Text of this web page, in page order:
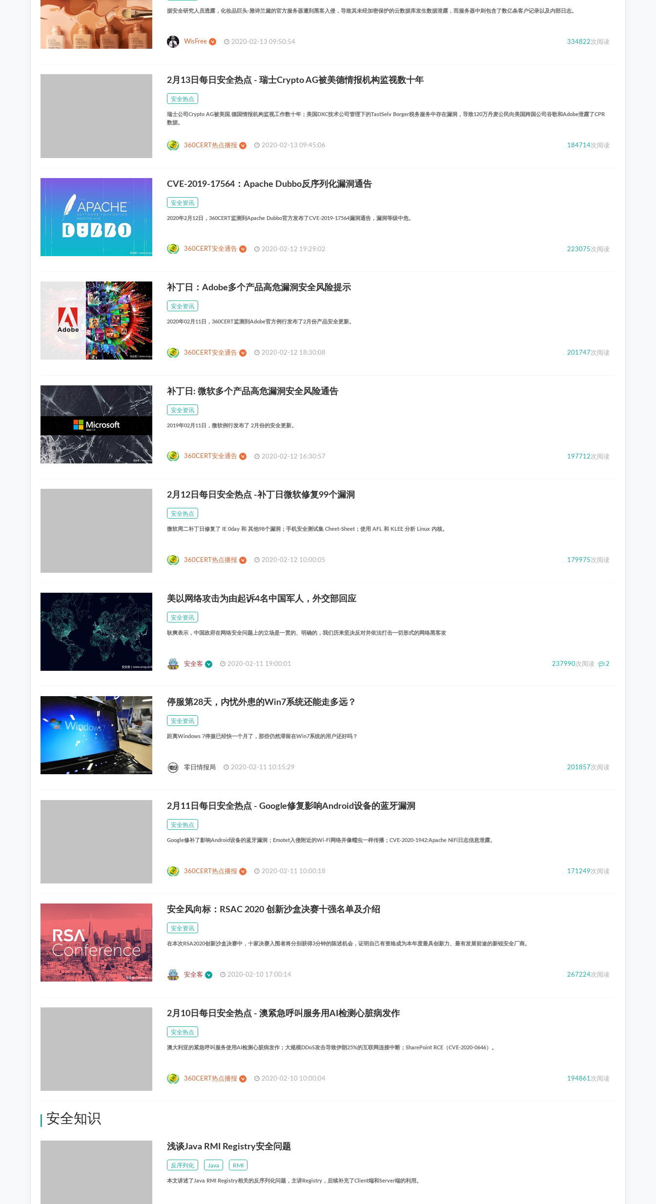
据安全研究人员透露，化妆品巨头-雅诗兰黛的官方服务器遭到黑客入侵，导致其未经加密保护的云数据库发生数据泄露，而服务器中则包含了数亿条客户记录以及内部日志。
WisFree 2020-02-13 09:50:54 334822次阅读
2月13日每日安全热点 - 瑞士Crypto AG被美德情报机构监视数十年
安全热点
瑞士公司Crypto AG被美国,德国情报机构监视工作数十年；美国DXC技术公司管理下的TastSelv Borger税务服务中存在漏洞，导致120万丹麦公民向美国跨国公司谷歌和Adobe泄露了CPR
数据。
360CERT热点播报 2020-02-13 09:45:06 184714次阅读
CVE-2019-17564：Apache Dubbo反序列化漏洞通告
安全资讯
2020年2月12日，360CERT监测到Apache Dubbo官方发布了CVE-2019-17564漏洞通告，漏洞等级中危。
360CERT安全通告 2020-02-12 19:29:02 223075次阅读
补丁日：Adobe多个产品高危漏洞安全风险提示
安全资讯
2020年02月11日，360CERT监测到Adobe官方例行发布了2月份产品安全更新。
360CERT安全通告 2020-02-12 18:30:08 201747次阅读
补丁⽇: 微软多个产品⾼危漏洞安全⻛险通告
安全资讯
2019年02月11日，微软例行发布了 2月份的安全更新。
360CERT安全通告 2020-02-12 16:30:57 197712次阅读
2月12日每日安全热点 -补丁日微软修复99个漏洞
安全热点
微软周二补丁日修复了 IE 0day 和 其他98个漏洞；手机安全测试集 Cheet-Sheet；使用 AFL 和 KLEE 分析 Linux 内核。
360CERT热点播报 2020-02-12 10:00:05 179975次阅读
美以网络攻击为由起诉4名中国军人，外交部回应
安全资讯
耿爽表示，中国政府在网络安全问题上的立场是一贯的、明确的，我们历来坚决反对并依法打击一切形式的网络黑客攻
安全客 2020-02-11 19:00:01 237990次阅读 2
停服第28天，内忧外患的Win7系统还能走多远？
安全资讯
距离Windows 7停服已经快一个月了，那些仍然滞留在Win7系统的用户还好吗？
零日情报局 2020-02-11 10:15:29 201857次阅读
2月11日每日安全热点 - Google修复影响Android设备的蓝牙漏洞
安全热点
Google修补了影响Android设备的蓝牙漏洞；Emotet入侵附近的Wi-Fi网络并像蠕虫一样传播；CVE-2020-1942:Apache NiFi日志信息泄露。
360CERT热点播报 2020-02-11 10:00:18 171249次阅读
安全风向标：RSAC 2020 创新沙盒决赛十强名单及介绍
安全资讯
在本次RSA2020创新沙盒决赛中，十家决赛入围者将分别获得3分钟的陈述机会，证明自己有资格成为本年度最具创新力、最有发展前途的新锐安全厂商。
安全客 2020-02-10 17:00:14 267224次阅读
2月10日每日安全热点 - 澳紧急呼叫服务用AI检测心脏病发作
安全热点
澳大利亚的紧急呼叫服务使用AI检测心脏病发作；大规模DDoS攻击导致伊朗25%的互联网连接中断；SharePoint RCE（CVE-2020-0646）。
360CERT热点播报 2020-02-10 10:00:04 194861次阅读
安全知识
浅谈Java RMI Registry安全问题
反序列化 Java RMI
本文讲述了Java RMI Registry相关的反序列化问题，主讲Registry，后续补充了Client端和Server端的利用。